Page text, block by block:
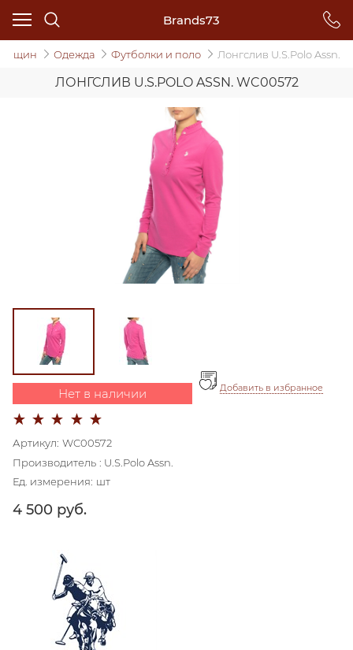
Brands73
Одежда Футболки и поло Лонгслив U.S.Polo Assn.
ЛОНГСЛИВ U.S.POLO ASSN. WC00572
Нет в наличии Добавить в избранное
Артикул: WC00572
Производитель : U.S.Polo Assn.
Ед. измерения: шт
4 500 руб.